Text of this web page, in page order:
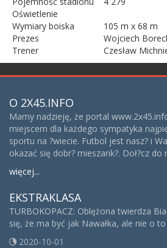
Oświetlenie
Wymiary boiska
105 m x 68 m
Prezes
Wojciech
Trener
Czesław
O 2X45.INFO
Mamy nadzieję, że portal
miejscem dla każdego sympatyka
sportu na ?wiecie. Futbol jest nasz? i
okazać się dobr? mieszank?. Doł?cz do
więcej...
EKSTRAKLASA
TURBOKOPACZ: Oblężona twierdza
się, że ma być jak Nawałka, ale nie o to
2020-10-01